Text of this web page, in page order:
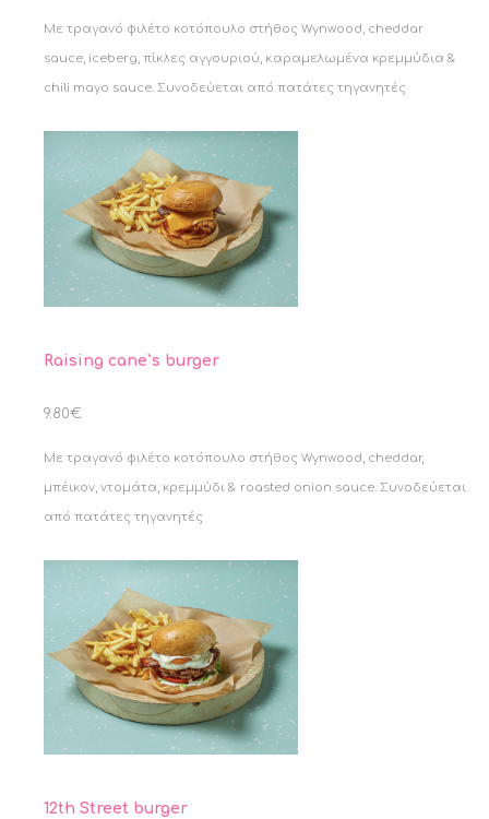
Με τραγανό φιλέτο κοτόπουλο στήθος Wynwood, cheddar
sauce, iceberg, πίκλες αγγουριού, καραμελωμένα κρεμμύδια &
chili mayo sauce. Συνοδεύεται από πατάτες τηγανητές
Raising cane`s burger
9.80€
Με τραγανό φιλέτο κοτόπουλο στήθος Wynwood, cheddar,
μπέικον, ντομάτα, κρεμμύδι & roasted onion sauce. Συνοδεύεται
από πατάτες τηγανητές
12th Street burger